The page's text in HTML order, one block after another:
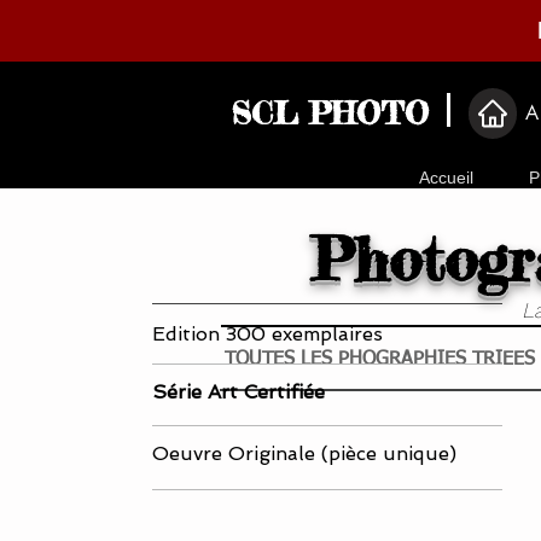
SCL PHOTO
Edition 300 exemplaires
Série Art Certifiée
Oeuvre Originale (pièce unique)
Accueil
TOUTES LES PHOGRAPHIES